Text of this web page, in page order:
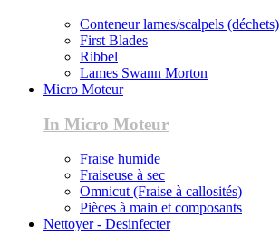
Conteneur lames/scalpels (déchets)
First Blades
Ribbel
Lames Swann Morton
Micro Moteur
In Micro Moteur
Fraise humide
Fraiseuse à sec
Omnicut (Fraise à callosités)
Pièces à main et composants
Nettoyer - Desinfecter